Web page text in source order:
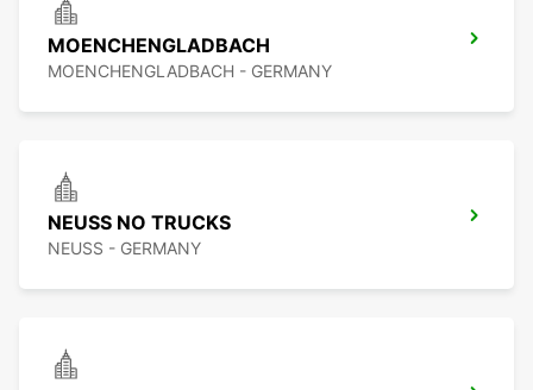
MOENCHENGLADBACH
MOENCHENGLADBACH - GERMANY
NEUSS NO TRUCKS
NEUSS - GERMANY